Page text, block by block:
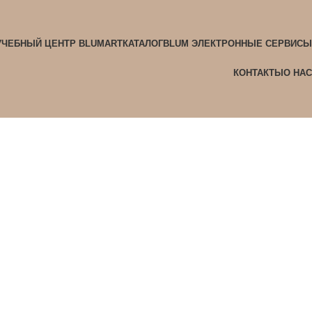
ЦЕНТР BLUMARTКАТАЛОГBLUM ЭЛЕКТРОННЫЕ СЕРВИСЫ
КОНТАКТЫ О НАС